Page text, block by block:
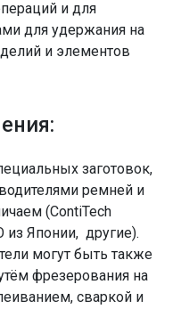
и для
для удержания на
и элементов
заготовок,
ремней и
(ContiTech
из Японии, другие).
могут быть также
фрезерования на
сваркой и